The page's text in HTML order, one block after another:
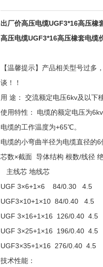
出厂价高压电缆UGF3*16高压橡
高压电缆UGF3*16高压橡套电缆
【温馨提示】产品相关型号过
谈！！
用 途： 交流额定电压6kv及以下
使用特性： 电缆的额定电压为
电缆的工作温度为+65℃。
电缆的小弯曲半径为电缆直径的
芯数×截面 导体结构 根数/线径
主线芯 地线芯
UGF 3×6+1×6 84/0.30
UGF3×10+1×10 84/0.40
UGF 3×16+1×16 126/
UGF 3×25+1×16 196/
UGF3×35+1×16 276/0.40
技术性能：